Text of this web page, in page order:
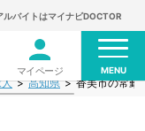
ルバイトはマイナビDOCTOR
マイページ MENU
高知県 香美市の常勤